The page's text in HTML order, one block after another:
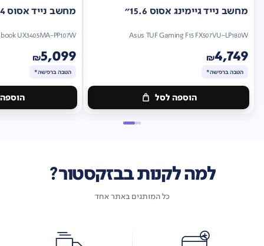
מחשב נייד גיימינג אסוס 15.6"
Asus TUF Gaming F15 FX507VU-LP180W
₪4,749
הטבה ברכישה*
הוספה לסל
מחשב נייד אסוס 14"
UX3405MA-PP107W
₪5,099
הטבה ברכישה*
למה לקנות בבזקסטור?
כל המותגים באתר אחד